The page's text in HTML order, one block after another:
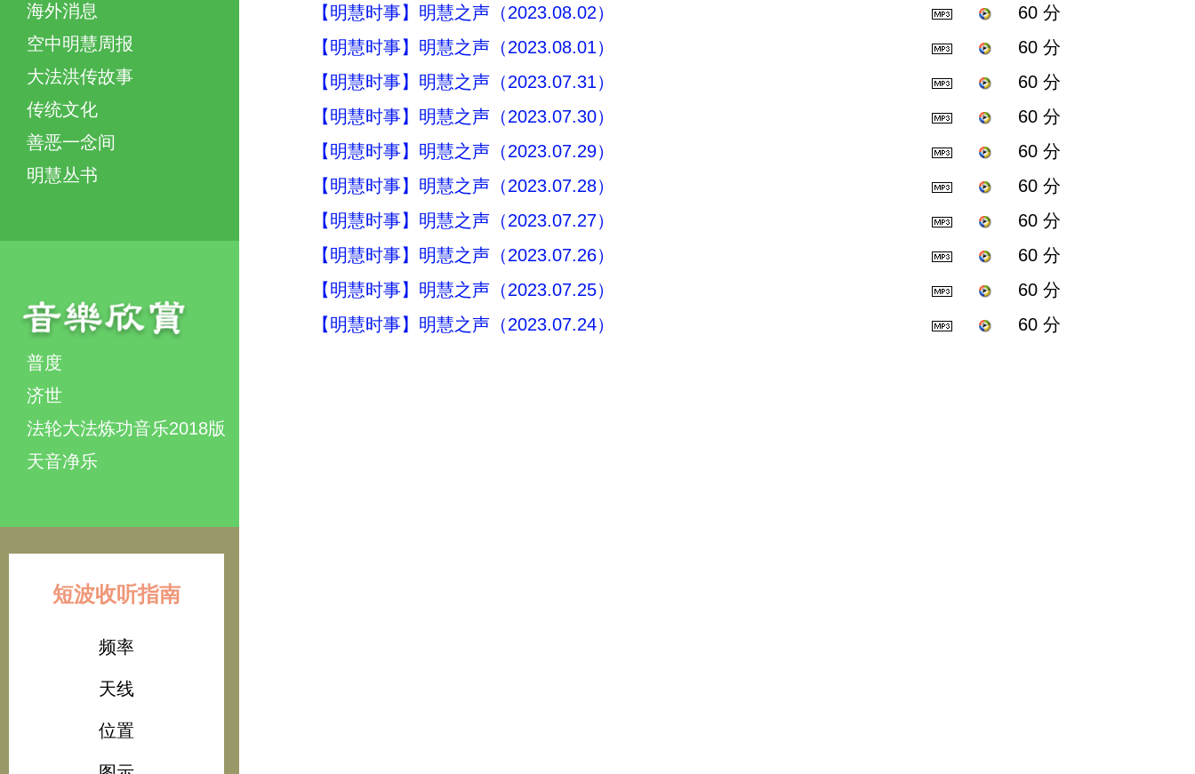
海外消息
空中明慧周报
大法洪传故事
传统文化
善恶一念间
明慧丛书
普度
济世
法轮大法炼功音乐2018版
天音净乐
短波收听指南
频率
天线
位置
【明慧时事】明慧之声（2023.08.02）
60 分
【明慧时事】明慧之声（2023.08.01）
60 分
【明慧时事】明慧之声（2023.07.31）
60 分
【明慧时事】明慧之声（2023.07.30）
60 分
【明慧时事】明慧之声（2023.07.29）
60 分
【明慧时事】明慧之声（2023.07.28）
60 分
【明慧时事】明慧之声（2023.07.27）
60 分
【明慧时事】明慧之声（2023.07.26）
60 分
【明慧时事】明慧之声（2023.07.25）
60 分
【明慧时事】明慧之声（2023.07.24）
60 分